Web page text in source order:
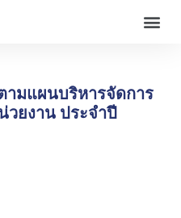
ามแผนบริหารจัดการ
วยงาน ประจำปี